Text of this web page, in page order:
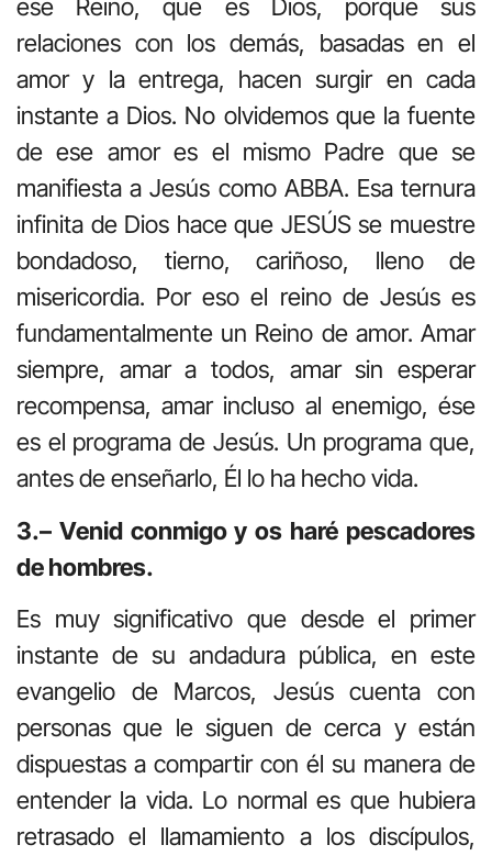
ese Reino, que es Dios, porque sus
relaciones con los demás, basadas en el
amor y la entrega, hacen surgir en cada
instante a Dios. No olvidemos que la fuente
de ese amor es el mismo Padre que se
manifiesta a Jesús como ABBA. Esa ternura
infinita de Dios hace que JESÚS se muestre
bondadoso, tierno, cariñoso, lleno de
misericordia. Por eso el reino de Jesús es
fundamentalmente un Reino de amor. Amar
siempre, amar a todos, amar sin esperar
recompensa, amar incluso al enemigo, ése
es el programa de Jesús. Un programa que,
antes de enseñarlo, Él lo ha hecho vida.
3.– Venid conmigo y os haré pescadores
de hombres.
Es muy significativo que desde el primer
instante de su andadura pública, en este
evangelio de Marcos, Jesús cuenta con
personas que le siguen de cerca y están
dispuestas a compartir con él su manera de
entender la vida. Lo normal es que hubiera
retrasado el llamamiento a los discípulos,